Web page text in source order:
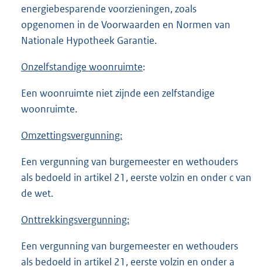
energiebesparende voorzieningen, zoals
opgenomen in de Voorwaarden en Normen van
Nationale Hypotheek Garantie.
Onzelfstandige woonruimte:
Een woonruimte niet zijnde een zelfstandige
woonruimte.
Omzettingsvergunning:
Een vergunning van burgemeester en wethouders
als bedoeld in artikel 21, eerste volzin en onder c van
de wet.
Onttrekkingsvergunning:
Een vergunning van burgemeester en wethouders
als bedoeld in artikel 21, eerste volzin en onder a